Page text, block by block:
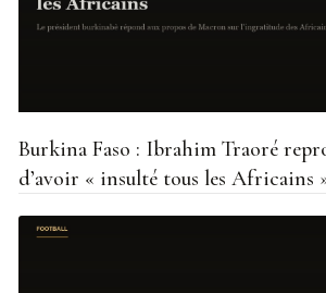
Burkina Faso : Ibrahim Traoré
d’avoir « insulté tous les Africains